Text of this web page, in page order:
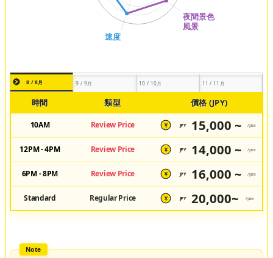
8 / 8月 9 / 9月 10 / 10月 11 / 11月
時間 類型 價格 (JPY)
10AM Review Price ¥ JPY 15,000 ~ /pax
12PM - 4PM Review Price ¥ JPY 14,000 ~ /pax
6PM - 8PM Review Price ¥ JPY 16,000 ~ /pax
Standard Regular Price ¥ JPY 20,000~ /pax